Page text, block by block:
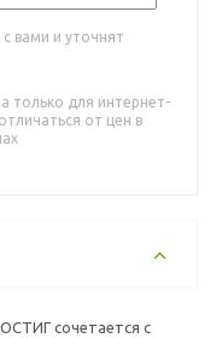
вами и уточнят
только для интернет-
от цен в
сочетается с